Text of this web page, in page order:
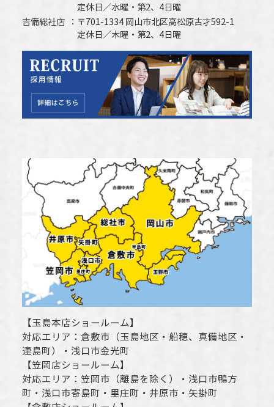
定休日／水曜・第2、4日曜
吉備総社店
〒701-1334 岡山市北区高松原古才592-1
定休日／木曜・第2、4日曜
【玉島本店ショールーム】
対応エリア： 倉敷市 （玉島地区・船穂、真備地区・
連島町）・ 浅口市金光町
【笠岡店ショールーム】
対応エリア： 笠岡市（離島を除く） ・ 浅口市鴨方
町・ 浅口市寄島町・里庄町・ 井原市 ・矢掛町